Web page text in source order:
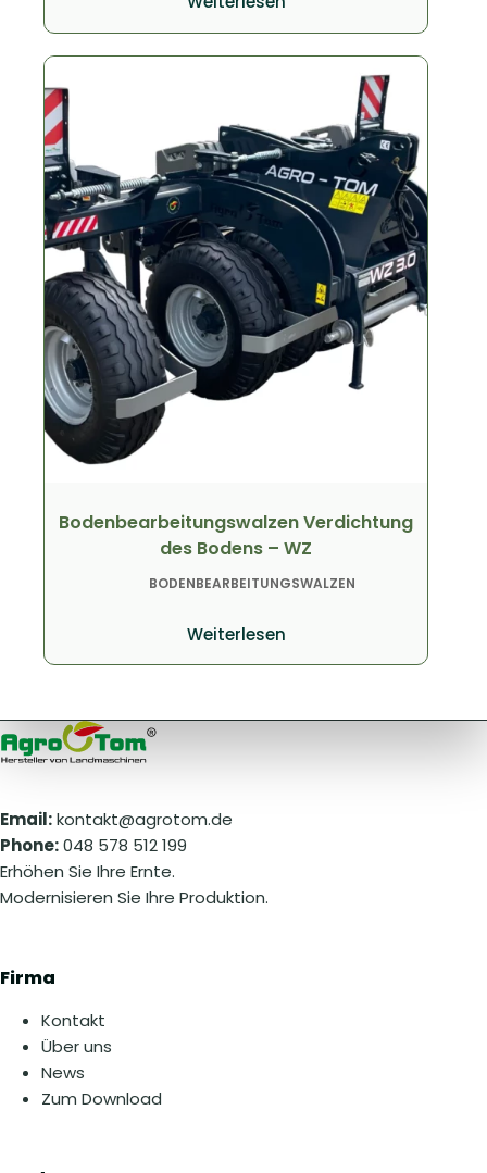
Bodenbearbeitungswalzen Verdichtung
des Bodens – WZ
BODENBEARBEITUNGSWALZEN
Weiterlesen
Email:kontakt@agrotom.de
Phone:048 578 512 199
Erhöhen Sie Ihre Ernte.
Modernisieren Sie Ihre Produktion.
Firma
Kontakt
Über uns
News
Zum Download